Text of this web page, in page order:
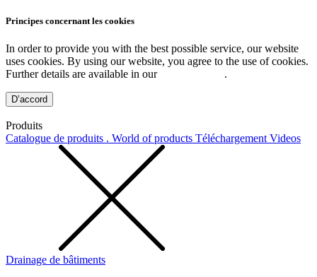
Principes concernant les cookies
In order to provide you with the best possible service, our website
uses cookies. By using our website, you agree to the use of cookies.
Further details are available in our
.
D’accord
Produits
Catalogue de produits . World of products Téléchargement Videos
Drainage de bâtiments